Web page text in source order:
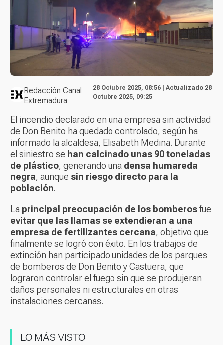
Redacción Canal
Extremadura
28 Octubre 2025, 08:56 | Actualizado 28
Octubre 2025, 09:25
El incendio declarado en una empresa sin actividad
de Don Benito ha quedado controlado, según ha
informado la alcaldesa, Elisabeth Medina. Durante
el siniestro se han calcinado unas 90 toneladas
de plástico, generando una densa humareda
negra, aunque sin riesgo directo para la
población.
La principal preocupación de los bomberosfue
evitar que las llamas se extendieran a una
empresa de fertilizantes cercana, objetivo que
finalmente se logró con éxito. En los trabajos de
extinción han participado unidades de los parques
de bomberos de Don Benito y Castuera, que
lograron controlar el fuego sin que se produjeran
daños personales ni estructurales en otras
instalaciones cercanas.
LO MÁS VISTO